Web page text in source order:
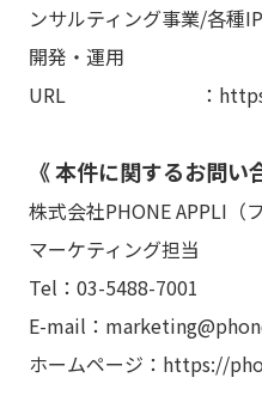
ンサルティング事業/各種
開発・運用
URL ：https://
《 本件に関するお問い
株式会社PHONE APPLI（
マーケティング担当
Tel：03-5488-7001
E-mail：
ホームページ：https://